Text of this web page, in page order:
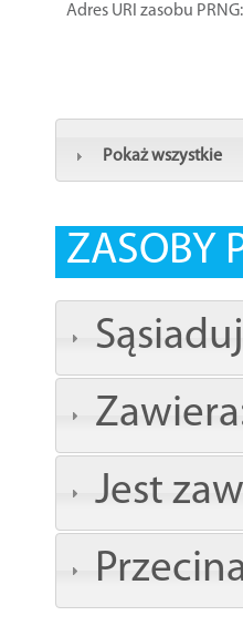
Adres URI zasobu PRNG:
Pokaż wszystkie
ZASOBY
Jest